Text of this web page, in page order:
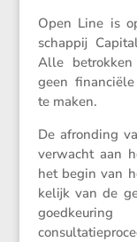
Open Line is
schappij
Alle
geen
te maken.
De afron­ding
verwacht aan
het begin van
ke­lijk van de